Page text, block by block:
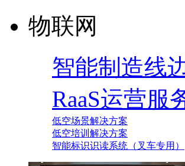
物联网
智能制造线
RaaS运营服
低空场景解决方案
低空培训解决方案
智能标识识读系统（叉车专用）